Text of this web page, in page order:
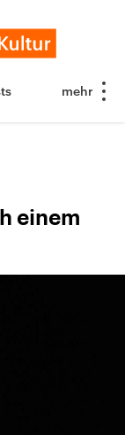
einem